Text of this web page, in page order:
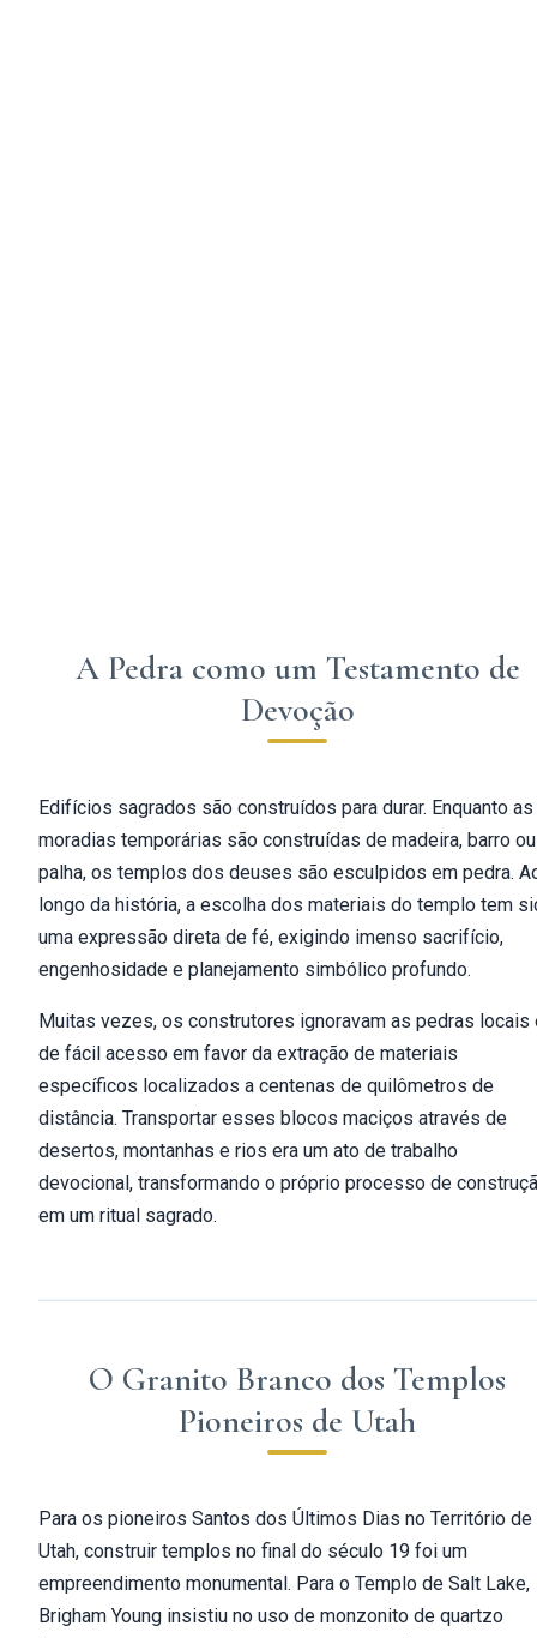
A Pedra como um Testamento de
Devoção
Edifícios sagrados são construídos para durar. Enquanto as
moradias temporárias são construídas de madeira, barro ou
palha, os templos dos deuses são esculpidos em pedra.
longo da história, a escolha dos materiais do templo tem
uma expressão direta de fé, exigindo imenso sacrifício,
engenhosidade e planejamento simbólico profundo.
Muitas vezes, os construtores ignoravam as pedras locais
de fácil acesso em favor da extração de materiais
específicos localizados a centenas de quilômetros de
distância. Transportar esses blocos maciços através de
desertos, montanhas e rios era um ato de trabalho
devocional, transformando o próprio processo de
em um ritual sagrado.
O Granito Branco dos Templos
Pioneiros de Utah
Para os pioneiros Santos dos Últimos Dias no Território de
Utah, construir templos no final do século 19 foi um
empreendimento monumental. Para o Templo de Salt Lake,
Brigham Young insistiu no uso de monzonito de quartzo